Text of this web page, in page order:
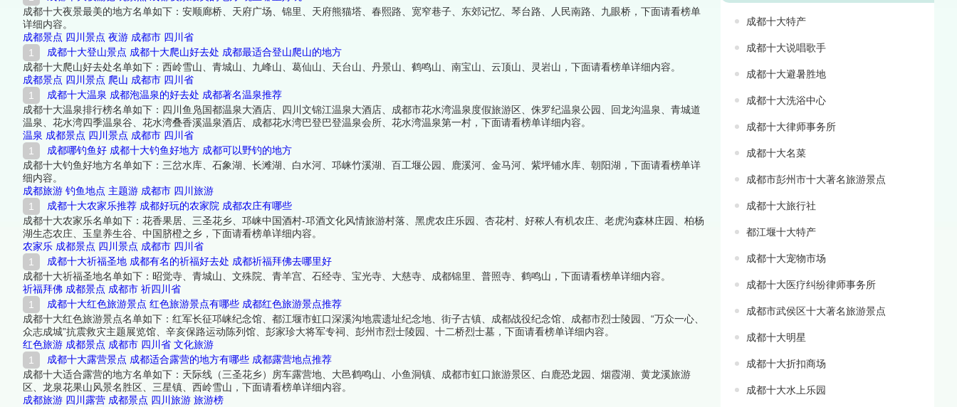
成都十大夜景最美的地方名单如下：安顺廊桥、天府广场、锦里、天府熊猫塔、春熙路、宽窄巷子、东郊记忆、琴台路、人民南路、九眼桥，下面请看榜单
详细内容。
成都景点 四川景点 夜游 成都市 四川省
成都十大登山景点 成都十大爬山好去处 成都最适合登山爬山的地方
成都十大爬山好去处名单如下：西岭雪山、青城山、九峰山、葛仙山、天台山、丹景山、鹤鸣山、南宝山、云顶山、灵岩山，下面请看榜单详细内容。
成都景点 四川景点 爬山 成都市 四川省
成都十大温泉 成都泡温泉的好去处 成都著名温泉推荐
成都十大温泉排行榜名单如下：四川鱼凫国都温泉大酒店、四川文锦江温泉大酒店、成都市花水湾温泉度假旅游区、侏罗纪温泉公园、回龙沟温泉、青城道
温泉、花水湾四季温泉谷、花水湾叠香溪温泉酒店、成都花水湾巴登巴登温泉会所、花水湾温泉第一村，下面请看榜单详细内容。
温泉 成都景点 四川景点 成都市 四川省
成都哪钓鱼好 成都十大钓鱼好地方 成都可以野钓的地方
成都十大钓鱼好地方名单如下：三岔水库、石象湖、长滩湖、白水河、邛崃竹溪湖、百工堰公园、鹿溪河、金马河、紫坪铺水库、朝阳湖，下面请看榜单详
细内容。
成都旅游 钓鱼地点 主题游 成都市 四川旅游
成都十大农家乐推荐 成都好玩的农家院 成都农庄有哪些
成都十大农家乐名单如下：花香果居、三圣花乡、邛崃中国酒村-邛酒文化风情旅游村落、黑虎农庄乐园、杏花村、好秾人有机农庄、老虎沟森林庄园、柏杨
湖生态农庄、玉皇养生谷、中国脐橙之乡，下面请看榜单详细内容。
农家乐 成都景点 四川景点 成都市 四川省
成都十大祈福圣地 成都有名的祈福好去处 成都祈福拜佛去哪里好
成都十大祈福圣地名单如下：昭觉寺、青城山、文殊院、青羊宫、石经寺、宝光寺、大慈寺、成都锦里、普照寺、鹤鸣山，下面请看榜单详细内容。
祈福拜佛 成都景点 成都市 祈四川省
成都十大红色旅游景点 红色旅游景点有哪些 成都红色旅游景点推荐
成都十大红色旅游景点名单如下：红军长征邛崃纪念馆、都江堰市虹口深溪沟地震遗址纪念地、街子古镇、成都战役纪念馆、成都市烈士陵园、“万众一心、
众志成城”抗震救灾主题展览馆、辛亥保路运动陈列馆、彭家珍大将军专祠、彭州市烈士陵园、十二桥烈士墓，下面请看榜单详细内容。
红色旅游 成都景点 成都市 四川省 文化旅游
成都十大露营景点 成都适合露营的地方有哪些 成都露营地点推荐
成都十大适合露营的地方名单如下：天际线（三圣花乡）房车露营地、大邑鹤鸣山、小鱼洞镇、成都市虹口旅游景区、白鹿恐龙园、烟霞湖、黄龙溪旅游
区、龙泉花果山风景名胜区、三星镇、西岭雪山，下面请看榜单详细内容。
成都旅游 四川露营 成都景点 四川旅游 旅游榜
成都十大特产
成都十大说唱歌手
成都十大避暑胜地
成都十大洗浴中心
成都十大律师事务所
成都十大名菜
成都市彭州市十大著名旅游景点
成都十大旅行社
都江堰十大特产
成都十大宠物市场
成都十大医疗纠纷律师事务所
成都市武侯区十大著名旅游景点
成都十大明星
成都十大折扣商场
成都十大水上乐园